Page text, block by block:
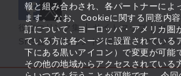
報と組み合わされ、各パートナーによ
ます。 なお、Cookieに関する同意内
訂について、ヨーロッパ・アメリカ圏
ている方は各ページに設置されている
下にある黒いアイコン）で変更が可能
その他の地域からアクセスされている
役立つリンク集 サイトマップ
サイ
SNS公式アカウント一覧
ウェブア